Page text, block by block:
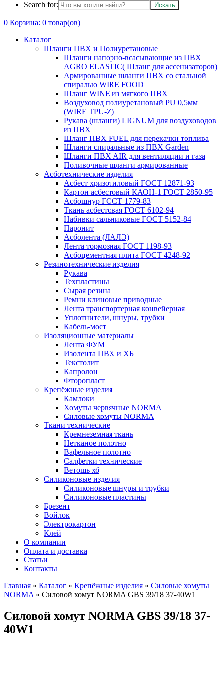
Search for:
0 Корзина: 0 товар(ов)
Каталог
Шланги ПВХ и Полиуретановые
Шланги напорно-всасывающие из ПВХ
AGRO ELASTIC( Шланг для ассенизаторов)
Армированные шланги ПВХ со стальной
спиралью WIRE FOOD
Шланг WINE из мягкого ПВХ
Воздуховод полиуретановый PU 0,5мм
(WIRE TPU-Z)
Рукава (шланги) LIGNUM для воздуховодов
из ПВХ
Шланг ПВХ FUEL для перекачки топлива
Шланги спиральные из ПВХ Garden
Шланги ПВХ AIR для вентиляции и газа
Поливочные шланги армированные
Асботехнические изделия
Асбест хризотиловый ГОСТ 12871-93
Картон aсбестовый КАОН-1 ГОСТ 2850-95
Асбошнур ГОСТ 1779-83
Ткань асбестовая ГОСТ 6102-94
Набивки сальниковые ГОСТ 5152-84
Паронит
Асболента (ЛАЛЭ)
Лента тормозная ГОСТ 1198-93
Асбоцементная плита ГОСТ 4248-92
Резинотехнические изделия
Рукава
Техпластины
Сырая резина
Ремни клиновые приводные
Лента транспортерная конвейерная
Уплотнители, шнуры, трубки
Кабель-мост
Изоляционные материалы
Лента ФУМ
Изолента ПВХ и ХБ
Текстолит
Капролон
Фторопласт
Крепёжные изделия
Камлоки
Хомуты червячные NORMA
Силовые хомуты NORMA
Ткани технические
Кремнеземная ткань
Нетканое полотно
Вафельное полотно
Салфетки технические
Ветошь хб
Силиконовые изделия
Силиконовые шнуры и трубки
Силиконовые пластины
Брезент
Войлок
Электрокартон
Клей
О компании
Оплата и доставка
Статьи
Контакты
Главная » Каталог » Крепёжные изделия » Силовые хомуты
NORMA » Силовой хомут NORMA GBS 39/18 37-40W1
Силовой хомут NORMA GBS 39/18 37-
40W1